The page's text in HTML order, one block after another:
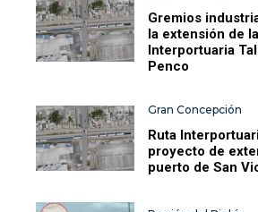
Gremios
la extensión de
Interportuaria
Penco
Gran Concepción
Ruta
proyecto de
puerto de San